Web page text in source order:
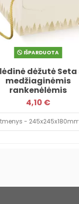
IŠPARDUOTA
dėžutė Seta
medžiaginėmis
rankenėlėmis
4,10 €